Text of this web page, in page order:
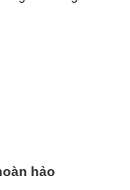
hảo